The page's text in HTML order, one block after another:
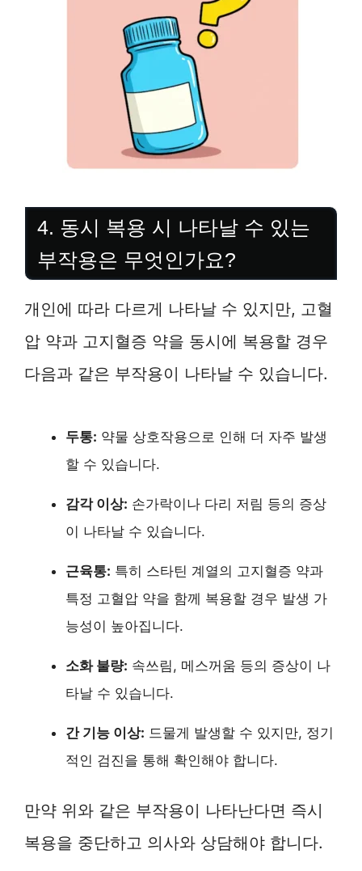
4. 동시 복용 시 나타날 수 있는
부작용은 무엇인가요?
개인에 따라 다르게 나타날 수 있지만, 고혈
압 약과 고지혈증 약을 동시에 복용할 경우
다음과 같은 부작용이 나타날 수 있습니다.
두통: 약물 상호작용으로 인해 더 자주 발생
할 수 있습니다.
감각 이상: 손가락이나 다리 저림 등의 증상
이 나타날 수 있습니다.
근육통: 특히 스타틴 계열의 고지혈증 약과
특정 고혈압 약을 함께 복용할 경우 발생 가
능성이 높아집니다.
소화 불량: 속쓰림, 메스꺼움 등의 증상이 나
타날 수 있습니다.
간 기능 이상: 드물게 발생할 수 있지만, 정기
적인 검진을 통해 확인해야 합니다.
만약 위와 같은 부작용이 나타난다면 즉시
복용을 중단하고 의사와 상담해야 합니다.